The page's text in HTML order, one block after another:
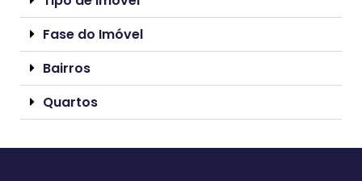
Fase do Imóvel
Bairros
Quartos